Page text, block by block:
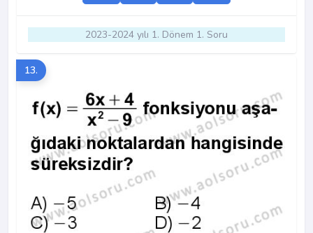
2023-2024 yılı 1. Dönem 1. Soru
13.